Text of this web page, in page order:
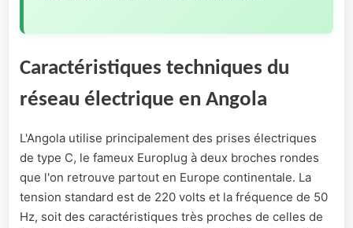
Caractéristiques techniques du
réseau électrique en Angola
L'Angola utilise principalement des prises électriques
de type C, le fameux Europlug à deux broches rondes
que l'on retrouve partout en Europe continentale. La
tension standard est de 220 volts et la fréquence de 50
Hz, soit des caractéristiques très proches de celles de